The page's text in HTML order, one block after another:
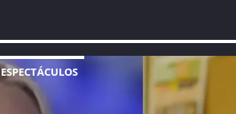
ESPECTÁCULOS